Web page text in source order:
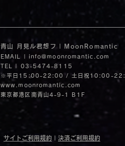
青山 月見ル君想フ | MoonRomantic
EMAIL |
info@moonromantic.com
TEL | 03-5474-8115
※平日15:00-22:00 / 土日祝10:00-
www.moonromantic.com
​東京都港区南青山4-9-1 B1F
サイトご利用規約 決済ご利用規約